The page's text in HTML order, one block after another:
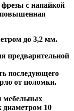
с напайкой
повышенная
до 3,2 мм.
предварительной
последующего
от поломки.
мебельных
диаметром 10